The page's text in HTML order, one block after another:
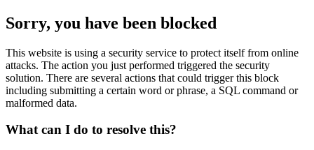
Sorry, you have been blocked
This website is using a security service to protect itself from online
attacks. The action you just performed triggered the security
solution. There are several actions that could trigger this block
including submitting a certain word or phrase, a SQL command or
malformed data.
What can I do to resolve this?